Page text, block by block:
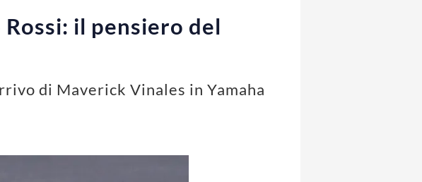
il pensiero del
di Maverick Vinales in Yamaha